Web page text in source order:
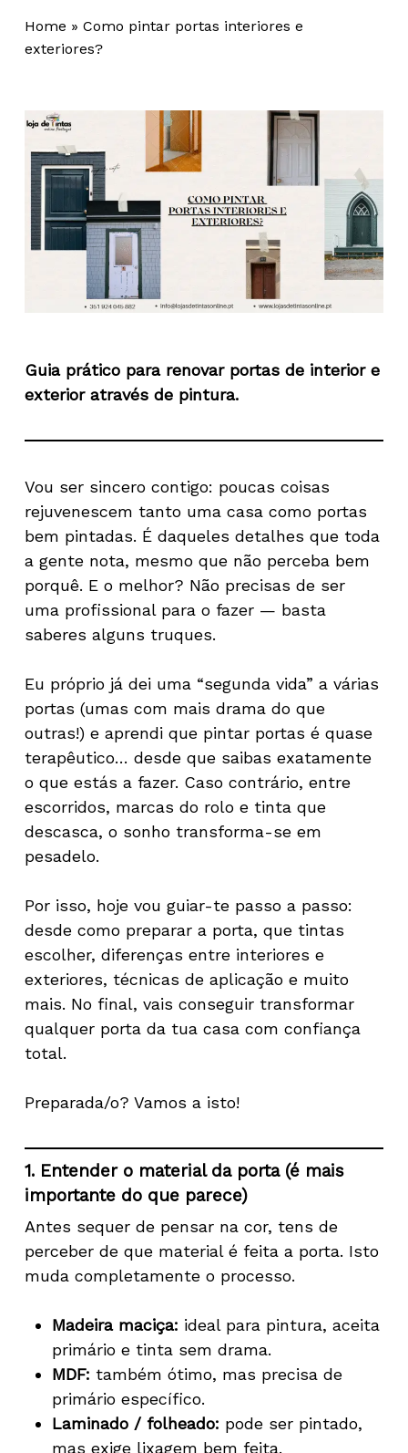
Home » Como pintar portas interiores e
exteriores?
Guia prático para renovar portas de interior e
exterior através de pintura.
Vou ser sincero contigo: poucas coisas
rejuvenescem tanto uma casa como portas
bem pintadas. É daqueles detalhes que toda
a gente nota, mesmo que não perceba bem
porquê. E o melhor? Não precisas de ser
uma profissional para o fazer — basta
saberes alguns truques.
Eu próprio já dei uma “segunda vida” a várias
portas (umas com mais drama do que
outras!) e aprendi que pintar portas é quase
terapêutico… desde que saibas exatamente
o que estás a fazer. Caso contrário, entre
escorridos, marcas do rolo e tinta que
descasca, o sonho transforma-se em
pesadelo.
Por isso, hoje vou guiar-te passo a passo:
desde como preparar a porta, que tintas
escolher, diferenças entre interiores e
exteriores, técnicas de aplicação e muito
mais. No final, vais conseguir transformar
qualquer porta da tua casa com confiança
total.
Preparada/o? Vamos a isto!
1. Entender o material da porta (é mais
importante do que parece)
Antes sequer de pensar na cor, tens de
perceber de que material é feita a porta. Isto
muda completamente o processo.
Madeira maciça: ideal para pintura, aceita
primário e tinta sem drama.
MDF: também ótimo, mas precisa de
primário específico.
Laminado / folheado: pode ser pintado,
mas exige lixagem bem feita.